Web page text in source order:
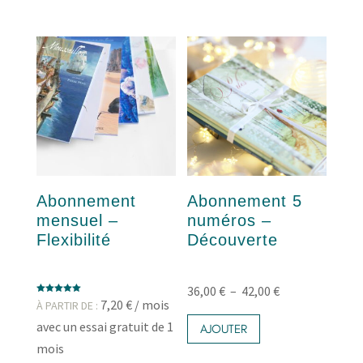
Abonnement
mensuel –
Flexibilité
Note
5.00
À PARTIR DE : 7,20 € / mois
avec un essai gratuit de 1
mois
Abonnement 5
numéros –
Découverte
36,00€ – 42,00€Plage
AJOUTER
a